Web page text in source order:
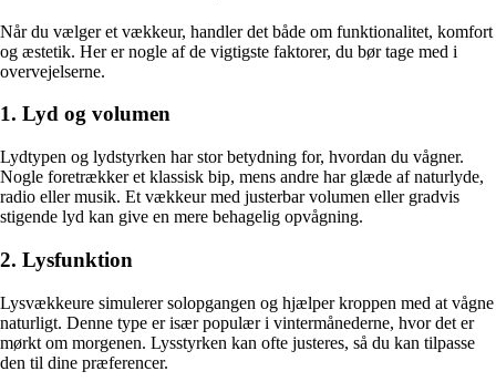
Når du vælger et vækkeur, handler det både om funktionalitet, komfort
og æstetik. Her er nogle af de vigtigste faktorer, du bør tage med i
overvejelserne.
1. Lyd og volumen
Lydtypen og lydstyrken har stor betydning for, hvordan du vågner.
Nogle foretrækker et klassisk bip, mens andre har glæde af naturlyde,
radio eller musik. Et vækkeur med justerbar volumen eller gradvis
stigende lyd kan give en mere behagelig opvågning.
2. Lysfunktion
Lysvækkeure simulerer solopgangen og hjælper kroppen med at vågne
naturligt. Denne type er især populær i vintermånederne, hvor det er
mørkt om morgenen. Lysstyrken kan ofte justeres, så du kan tilpasse
den til dine præferencer.